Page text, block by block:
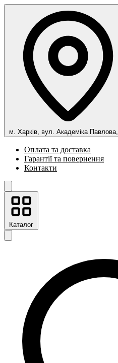
м. Харків, вул. Академіка
Оплата та доставка
Гарантії та повернення
Контакти
Каталог